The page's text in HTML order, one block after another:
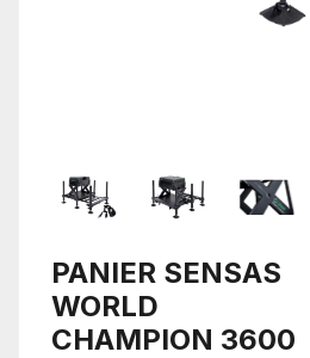
PANIER SENSAS
WORLD
CHAMPION 3600